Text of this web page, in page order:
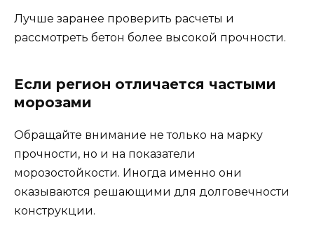
Лучше заранее проверить расчеты и
рассмотреть бетон более высокой прочности.
Если регион отличается частыми
морозами
Обращайте внимание не только на марку
прочности, но и на показатели
морозостойкости. Иногда именно они
оказываются решающими для долговечности
конструкции.